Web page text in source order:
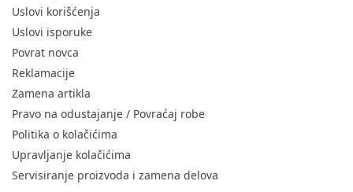
Uslovi korišćenja
Uslovi isporuke
Povrat novca
Reklamacije
Zamena artikla
Pravo na odustajanje / Povraćaj robe
Politika o kolačićima
Upravljanje kolačićima
Servisiranje proizvoda i zamena delova